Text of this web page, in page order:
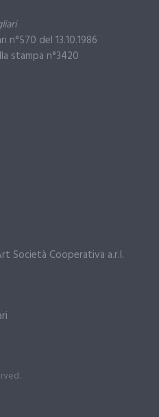
n°570 del 13.10.1986
stampa n°3420
Società Cooperativa a.r.l.